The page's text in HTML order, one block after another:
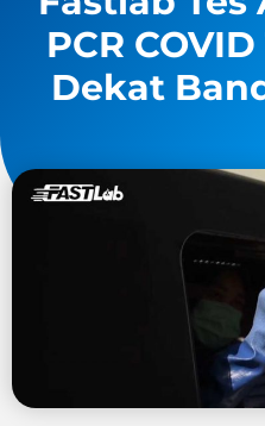
PCR
Dekat